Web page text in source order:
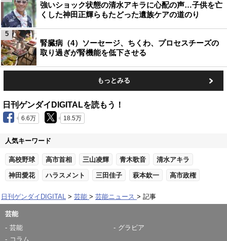
強いショック状態の清水アキラに心配の声…子供を亡
くした神田正輝らもたどった遺族ケアの道のり
腎臓病（4）ソーセージ、ちくわ、プロセスチーズの
取り過ぎが腎機能を低下させる
5
もっとみる
日刊ゲンダイDIGITALを読もう！
6.6万 18.5万
人気キーワード
高校野球 高市首相 三山凌輝 青木歌音 清水アキラ
神田愛花 ハラスメント 三田佳子 萩本欽一 高市政権
日刊ゲンダイDIGITAL 芸能 芸能ニュース 記事
芸能
芸能
グラビア
コラム